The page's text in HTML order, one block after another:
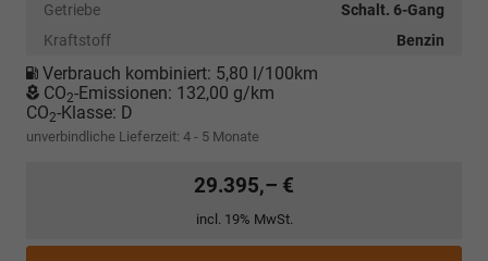
Getriebe
Schalt. 6-Gang
Kraftstoff
Benzin
Verbrauch kombiniert: 5,80 l/100km
CO2-Emissionen: 132,00 g/km
CO2-Klasse: D
unverbindliche Lieferzeit: 4 - 5 Monate
29.395,– €
incl. 19% MwSt.